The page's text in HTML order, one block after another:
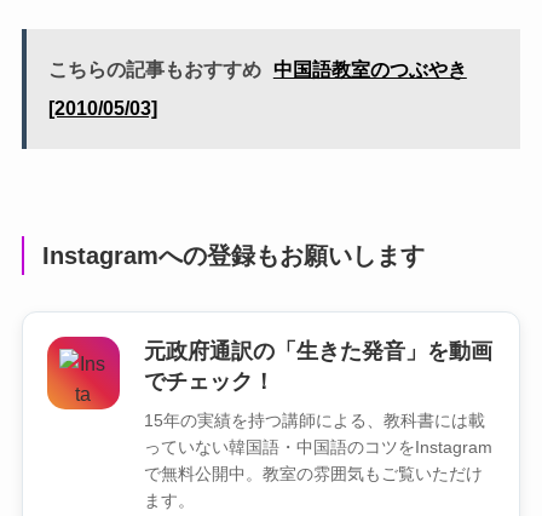
こちらの記事もおすすめ 中国語教室のつぶやき
[2010/05/03]
Instagramへの登録もお願いします
元政府通訳の「生きた発音」を動画
でチェック！
15年の実績を持つ講師による、教科書には載
っていない韓国語・中国語のコツをInstagram
で無料公開中。教室の雰囲気もご覧いただけ
ます。